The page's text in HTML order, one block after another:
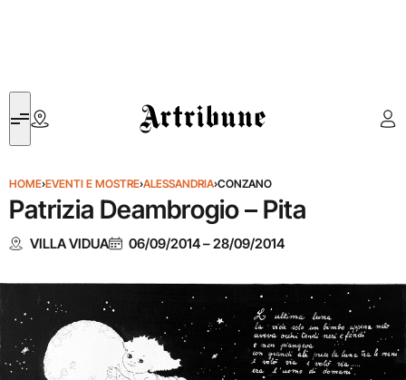
Artribune
HOME›EVENTI E MOSTRE›ALESSANDRIA›CONZANO
Patrizia Deambrogio – Pita
VILLA VIDUA 06/09/2014–28/09/2014